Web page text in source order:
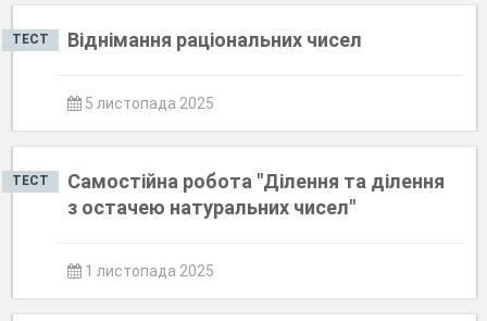
ТЕСТ Віднімання раціональних чисел
5 листопада 2025
ТЕСТ
Самостійна робота "Ділення та ділення
з остачею натуральних чисел"
1 листопада 2025